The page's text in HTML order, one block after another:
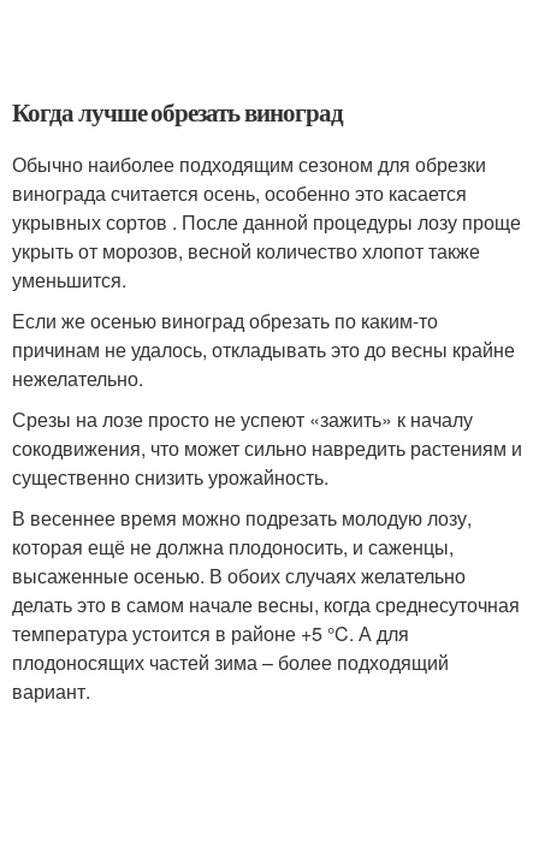
Когда лучше обрезать виноград
Обычно наиболее подходящим сезоном для обрезки
винограда считается осень, особенно это касается
укрывных сортов . После данной процедуры лозу проще
укрыть от морозов, весной количество хлопот также
уменьшится.
Если же осенью виноград обрезать по каким-то
причинам не удалось, откладывать это до весны крайне
нежелательно.
Срезы на лозе просто не успеют «зажить» к началу
сокодвижения, что может сильно навредить растениям и
существенно снизить урожайность.
В весеннее время можно подрезать молодую лозу,
которая ещё не должна плодоносить, и саженцы,
высаженные осенью. В обоих случаях желательно
делать это в самом начале весны, когда среднесуточная
температура устоится в районе +5 °C. А для
плодоносящих частей зима – более подходящий
вариант.